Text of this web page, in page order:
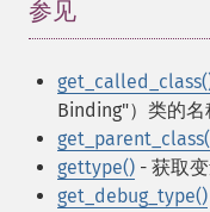
参见
Binding"）类的名
gettype() - 获取
get_debug_type()